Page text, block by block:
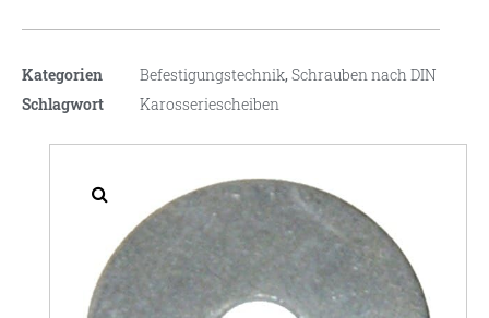
Kategorien Befestigungstechnik,Schrauben nach DIN
Schlagwort
Karosseriescheiben